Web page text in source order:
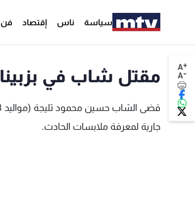
سياسة ناس إقتصاد فن
A+
A- مقتل شاب في بزبينا
جارية لمعرفة ملابسات الحادث.